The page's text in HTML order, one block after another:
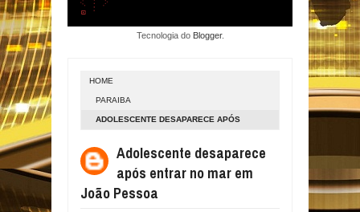
Tecnologia do Blogger.
HOME
PARAIBA
ADOLESCENTE DESAPARECE APÓS
Adolescente desaparece
após entrar no mar em
João Pessoa